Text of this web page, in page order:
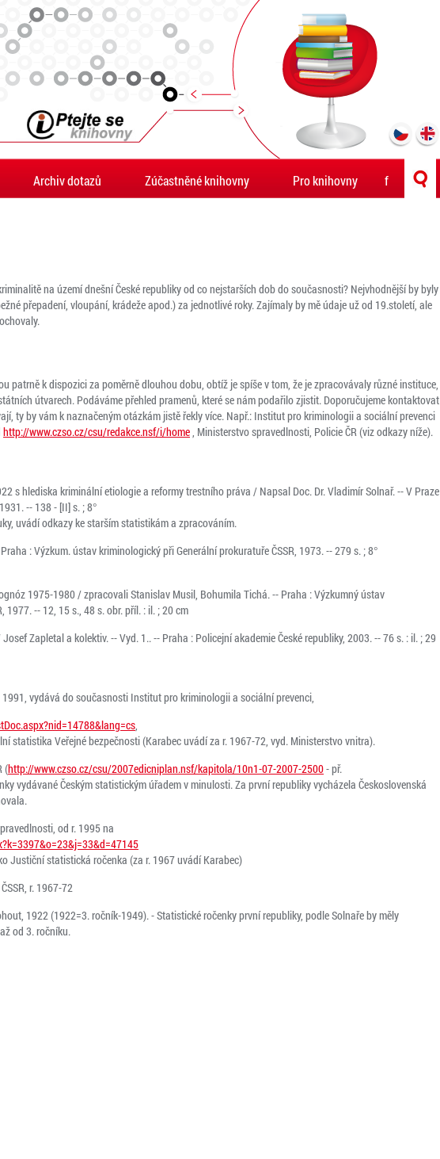
Archiv dotazů Zúčastněné knihovny Pro knihovny f
na území dnešní České republiky od co nejstarších dob do současnosti? Nejvhodnější by byly
přepadení, vloupání, krádeže apod.) za jednotlivé roky. Zajímaly by mě údaje už od 19.století, ale
patrně k dispozici za poměrně dlouhou dobu, obtíž je spíše v tom, že je zpracovávaly různé instituce,
útvarech. Podáváme přehled pramenů, které se nám podařilo zjistit. Doporučujeme kontaktovat
ty by vám k naznačeným otázkám jistě řekly více. Např.: Institut pro kriminologii a sociální prevenci
http://www.czso.cz/csu/redakce.nsf/i/home, Ministerstvo spravedlnosti, Policie ČR (viz odkazy níže).
s hlediska kriminální etiologie a reformy trestního práva / Napsal Doc. Dr. Vladimír Solnař. -- V Praze
-- 138 - [II] s. ; 8°
uvádí odkazy ke starším statistikám a zpracováním.
: Výzkum. ústav kriminologický při Generální prokuratuře ČSSR, 1973. -- 279 s. ; 8°
1975-1980 / zpracovali Stanislav Musil, Bohumila Tichá. -- Praha : Výzkumný ústav
1977. -- 12, 15 s., 48 s. obr. příl. : il. ; 20 cm
Zapletal a kolektiv. -- Vyd. 1.. -- Praha : Policejní akademie České republiky, 2003. -- 76 s. : il. ; 29
vydává do současnosti Institut pro kriminologii a sociální prevenci,
,
statistika Veřejné bezpečnosti (Karabec uvádí za r. 1967-72, vyd. Ministerstvo vnitra).
(http://www.czso.cz/csu/2007edicniplan.nsf/kapitola/10n1-07-2007-2500- př.
vydávané Českým statistickým úřadem v minulosti. Za první republiky vycházela Československá
od r. 1995 na
Justiční statistická ročenka (za r. 1967 uvádí Karabec)
r. 1967-72
1922 (1922=3. ročník-1949). - Statistické ročenky první republiky, podle Solnaře by měly
od 3. ročníku.